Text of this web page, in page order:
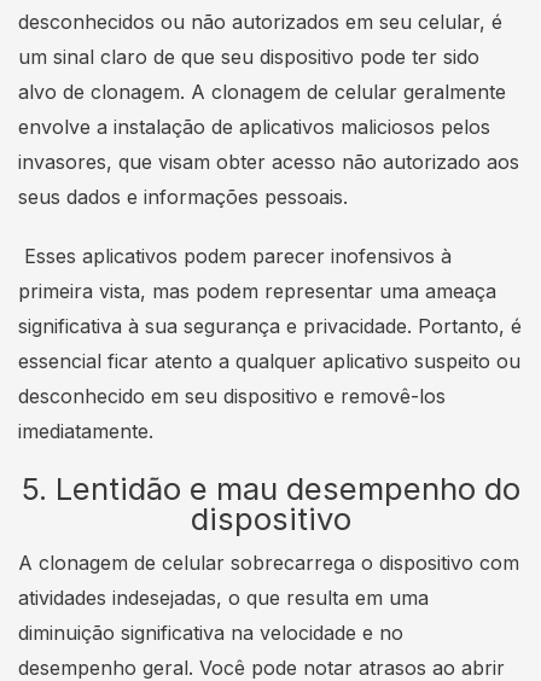
desconhecidos ou não autorizados em seu celular, é
um sinal claro de que seu dispositivo pode ter sido
alvo de clonagem. A clonagem de celular geralmente
envolve a instalação de aplicativos maliciosos pelos
invasores, que visam obter acesso não autorizado aos
seus dados e informações pessoais.
Esses aplicativos podem parecer inofensivos à
primeira vista, mas podem representar uma ameaça
significativa à sua segurança e privacidade. Portanto, é
essencial ficar atento a qualquer aplicativo suspeito ou
desconhecido em seu dispositivo e removê-los
imediatamente.
5. Lentidão e mau desempenho do
dispositivo
A clonagem de celular sobrecarrega o dispositivo com
atividades indesejadas, o que resulta em uma
diminuição significativa na velocidade e no
desempenho geral. Você pode notar atrasos ao abrir